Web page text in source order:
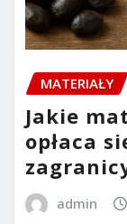
MATERIAŁY
Jakie
opłaca
admin